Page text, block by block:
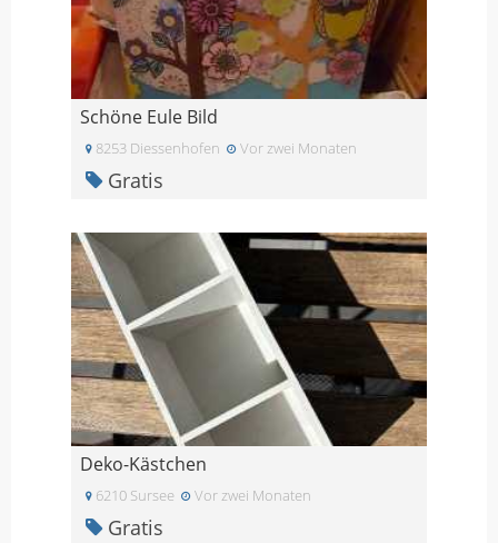
Schöne Eule Bild
8253 Diessenhofen Vor zwei Monaten
Gratis
Deko-Kästchen
6210 Sursee Vor zwei Monaten
Gratis